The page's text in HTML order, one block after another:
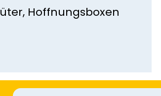
Hoffnungsboxen